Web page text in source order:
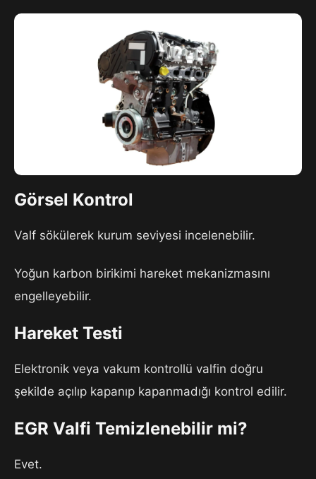
Görsel Kontrol
Valf sökülerek kurum seviyesi incelenebilir.
Yoğun karbon birikimi hareket mekanizmasını
engelleyebilir.
Hareket Testi
Elektronik veya vakum kontrollü valfin doğru
şekilde açılıp kapanıp kapanmadığı kontrol edilir.
EGR Valfi Temizlenebilir mi?
Evet.